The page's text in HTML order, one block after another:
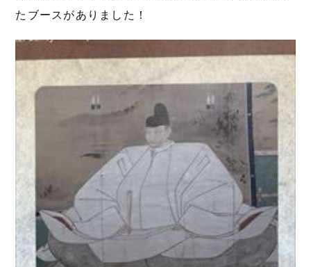
たブースがありました！